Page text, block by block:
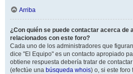
Arriba
¿Con quién se puede contactar acerca de
relacionados con este foro?
Cada uno de los administradores que
dice "El Equipo" es un contacto apropiado
obtiene respuesta debería tratar de
(efectúe una búsqueda whois) o, si este